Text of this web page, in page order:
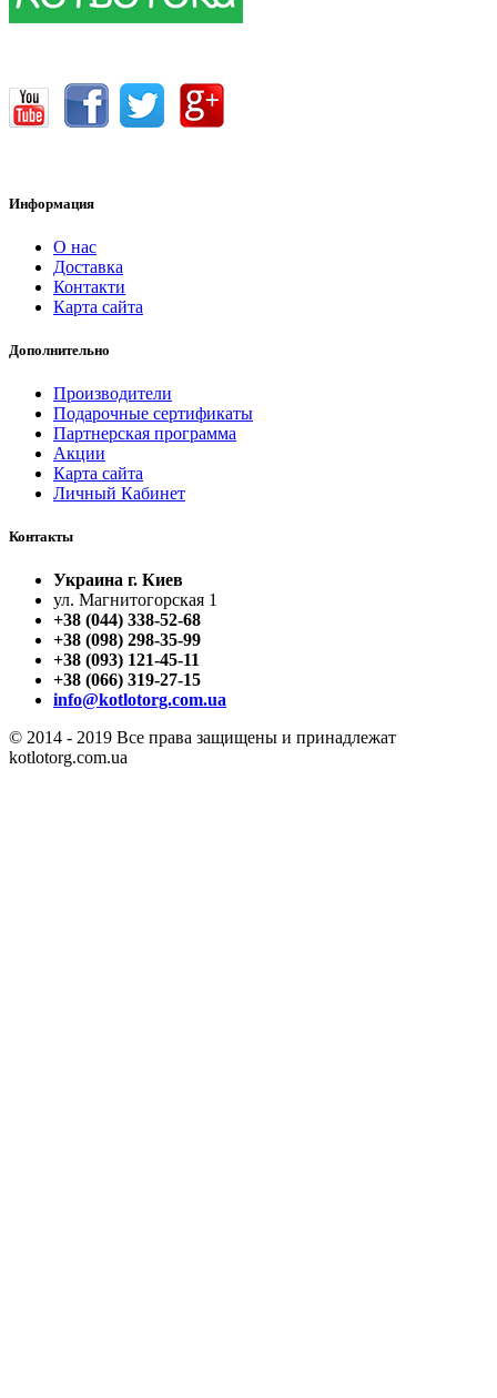
Информация
О нас
Доставка
Контакти
Карта сайта
Дополнительно
Производители
Подарочные сертификаты
Партнерская программа
Акции
Карта сайта
Личный Кабинет
Контакты
Украина г. Киев
ул. Магнитогорская 1
+38 (044) 338-52-68
+38 (098) 298-35-99
+38 (093) 121-45-11
+38 (066) 319-27-15
info@kotlotorg.com.ua
© 2014 - 2019 Все права защищены и принадлежат
kotlotorg.com.ua